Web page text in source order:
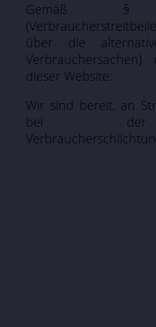
Gemäß
über die
dieser Website:
Wir sind bereit, an
bei der